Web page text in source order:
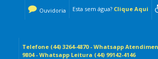
Esta sem água? Clique Aqui
Ouvidoria
Telefone (44) 3264-4870 - Whatsapp
9804 - Whatsapp Leitura (44) 99142-4146